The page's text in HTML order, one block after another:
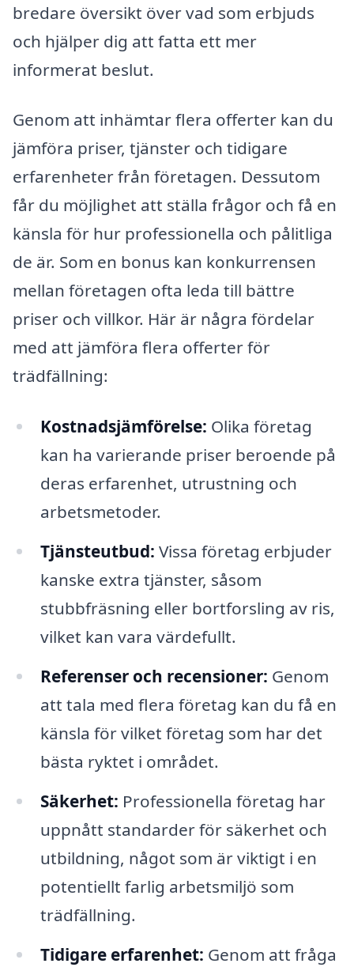
bredare översikt över vad som erbjuds
och hjälper dig att fatta ett mer
informerat beslut.
Genom att inhämtar flera offerter kan du
jämföra priser, tjänster och tidigare
erfarenheter från företagen. Dessutom
får du möjlighet att ställa frågor och få en
känsla för hur professionella och pålitliga
de är. Som en bonus kan konkurrensen
mellan företagen ofta leda till bättre
priser och villkor. Här är några fördelar
med att jämföra flera offerter för
trädfällning:
Kostnadsjämförelse: Olika företag
kan ha varierande priser beroende på
deras erfarenhet, utrustning och
arbetsmetoder.
Tjänsteutbud: Vissa företag erbjuder
kanske extra tjänster, såsom
stubbfräsning eller bortforsling av ris,
vilket kan vara värdefullt.
Referenser och recensioner: Genom
att tala med flera företag kan du få en
känsla för vilket företag som har det
bästa ryktet i området.
Säkerhet: Professionella företag har
uppnått standarder för säkerhet och
utbildning, något som är viktigt i en
potentiellt farlig arbetsmiljö som
trädfällning.
Tidigare erfarenhet: Genom att fråga